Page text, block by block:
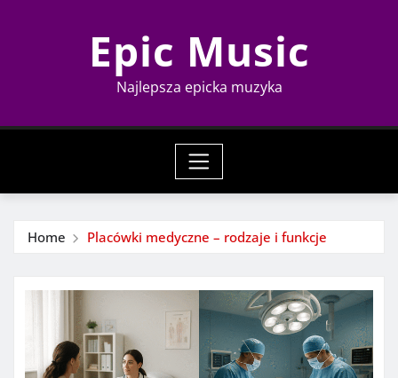
Epic Music
Najlepsza epicka muzyka
Home Placówki medyczne – rodzaje i funkcje